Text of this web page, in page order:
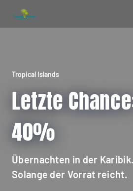
Tropical Islands
Letzte
40%
Übernachten in der
Solange der Vorrat reicht.